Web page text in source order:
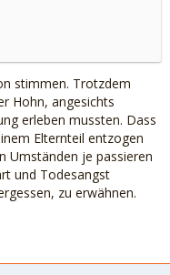
stimmen. Trotzdem
Hohn, angesichts
erleben mussten. Dass
Elternteil entzogen
Umständen je passieren
und Todesangst
zu erwähnen.